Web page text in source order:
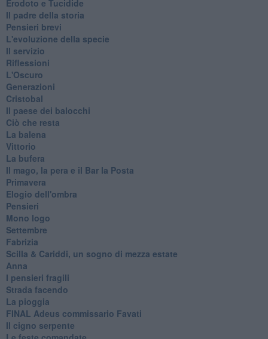
Erodoto e Tucidide
Il padre della storia
Pensieri brevi
L'evoluzione della specie
Il servizio
Riflessioni
L'Oscuro
Generazioni
Cristobal
Il paese dei balocchi
Ciò che resta
La balena
Vittorio
La bufera
Il mago, la pera e il Bar la Posta
Primavera
Elogio dell'ombra
Pensieri
Mono logo
Settembre
Fabrizia
​Scilla & Cariddi, un sogno di mezza estate
Anna
I pensieri fragili
Strada facendo
La pioggia
FINAL Adeus commissario Favati
Il cigno serpente